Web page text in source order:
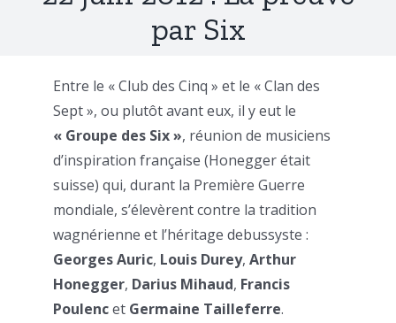
par Six
Entre le « Club des Cinq » et le « Clan des
Sept », ou plutôt avant eux, il y eut le
« Groupe des Six », réunion de musiciens
d’inspiration française (Honegger était
suisse) qui, durant la Première Guerre
mondiale, s’élevèrent contre la tradition
wagnérienne et l’héritage debussyste :
Georges Auric, Louis Durey, Arthur
Honegger, Darius Mihaud, Francis
Poulencet Germaine Tailleferre.